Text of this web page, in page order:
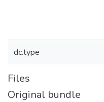
dc.type
Files
Original bundle